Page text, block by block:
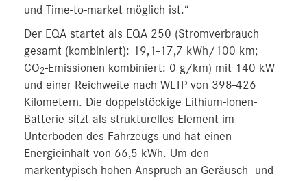
und Time-to-market möglich ist.“
Der EQA startet als EQA 250 (Stromverbrauch
gesamt (kombiniert): 19,1-17,7 kWh/100 km;
CO2-Emissionen kombiniert: 0 g/km) mit 140 kW
und einer Reichweite nach WLTP von 398-426
Kilometern. Die doppelstöckige Lithium-Ionen-
Batterie sitzt als strukturelles Element im
Unterboden des Fahrzeugs und hat einen
Energieinhalt von 66,5 kWh. Um den
markentypisch hohen Anspruch an Geräusch- und